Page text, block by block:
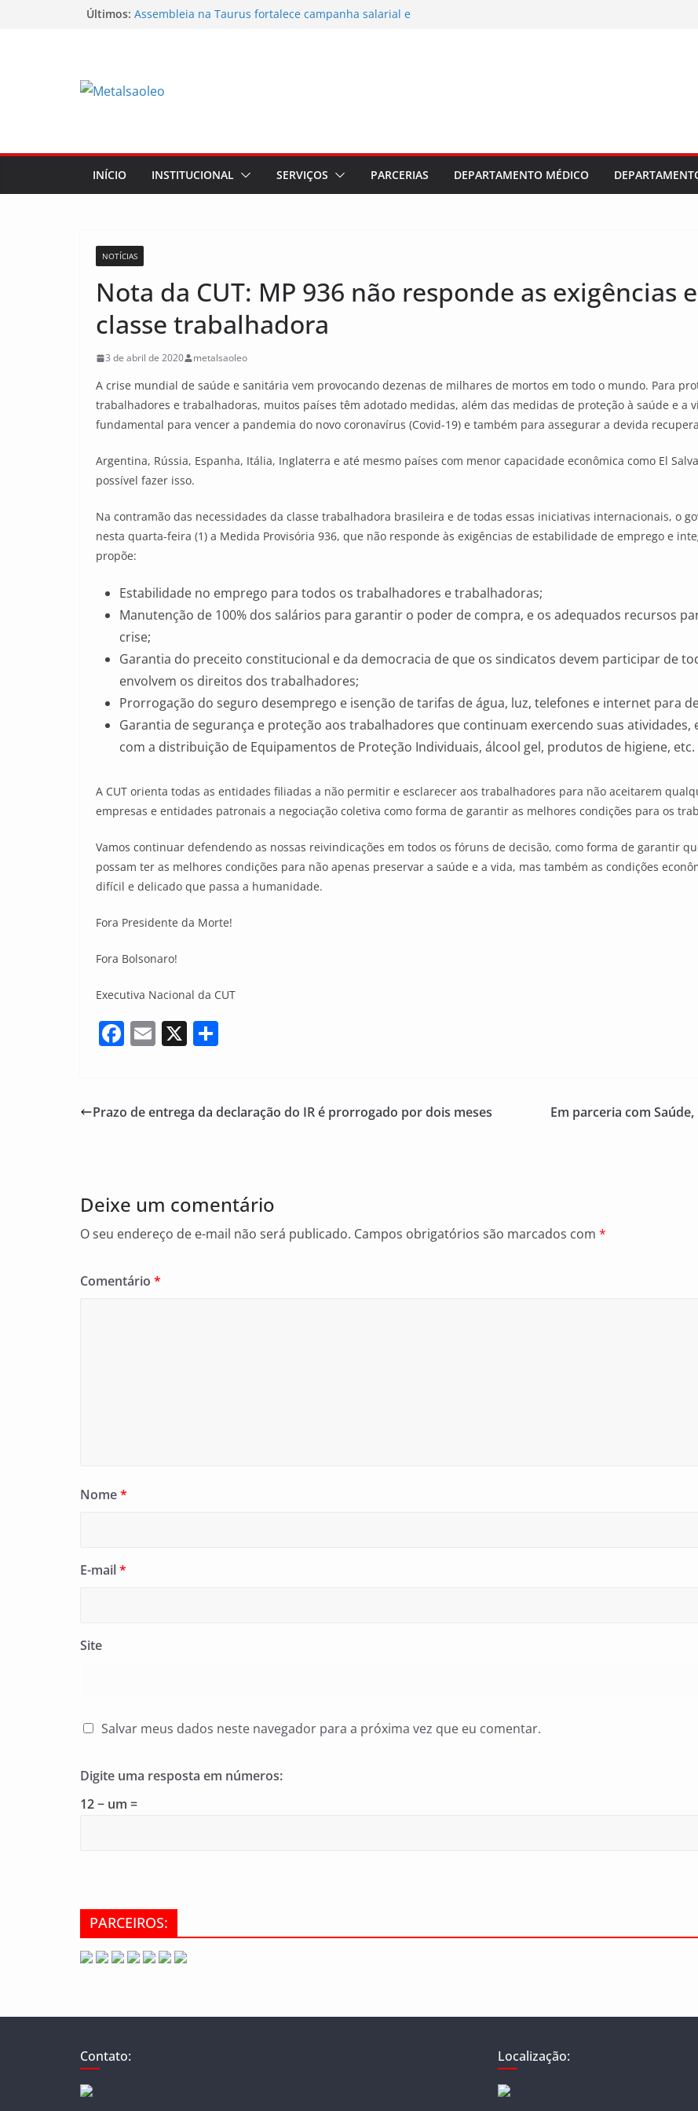
Últimos: Assembleia na Taurus fortalece campanha salarial e
Temporal destelha Ginásio Bigornão
INÍCIO INSTITUCIONAL SERVIÇOS PARCERIAS DEPARTAMENTO MÉDICO
NOTÍCIAS
Nota da CUT: MP 936 não responde as exigências
classe trabalhadora
3 de abril de 2020 metalsaoleo
A crise mundial de saúde e sanitária vem provocando dezenas de milhares de mortos em todo o mundo. Para
trabalhadores e trabalhadoras, muitos países têm adotado medidas, além das medidas de proteção à saúde e a
fundamental para vencer a pandemia do novo coronavírus (Covid-19) e também para assegurar a devida
Argentina, Rússia, Espanha, Itália, Inglaterra e até mesmo países com menor capacidade econômica como El
possível fazer isso.
Na contramão das necessidades da classe trabalhadora brasileira e de todas essas iniciativas internacionais, o
nesta quarta-feira (1) a Medida Provisória 936, que não responde às exigências de estabilidade de emprego e
propõe:
Estabilidade no emprego para todos os trabalhadores e trabalhadoras;
Manutenção de 100% dos salários para garantir o poder de compra, e os adequados recursos
crise;
Garantia do preceito constitucional e da democracia de que os sindicatos devem participar de
envolvem os direitos dos trabalhadores;
Prorrogação do seguro desemprego e isenção de tarifas de água, luz, telefones e internet para
Garantia de segurança e proteção aos trabalhadores que continuam exercendo suas atividades,
com a distribuição de Equipamentos de Proteção Individuais, álcool gel, produtos de higiene, etc.
A CUT orienta todas as entidades filiadas a não permitir e esclarecer aos trabalhadores para não aceitarem
empresas e entidades patronais a negociação coletiva como forma de garantir as melhores condições para os
Vamos continuar defendendo as nossas reivindicações em todos os fóruns de decisão, como forma de garantir
possam ter as melhores condições para não apenas preservar a saúde e a vida, mas também as condições
difícil e delicado que passa a humanidade.
Fora Presidente da Morte!
Fora Bolsonaro!
Executiva Nacional da CUT
F
e
k
E
l
X
e
Prazo de entrega da declaração do IR é prorrogado por dois meses
Em parceria com
Deixe um comentário
O seu endereço de e-mail não será publicado. Campos obrigatórios são marcados com *
Comentário *
Nome*
E-mail*
Site
Salvar meus dados neste navegador para a próxima vez que eu comentar.
Digite uma resposta em números:
12 − um =
PARCEIROS:
Contato: Localização: